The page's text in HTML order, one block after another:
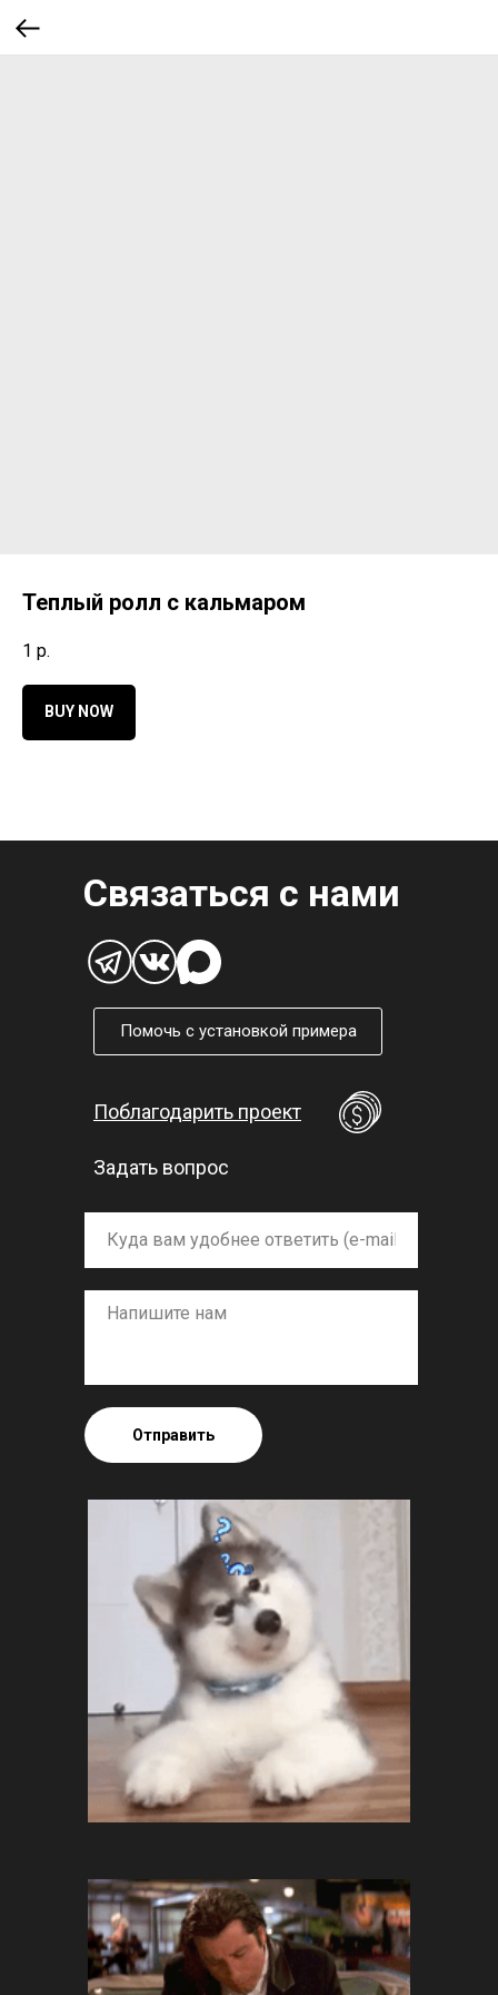
Теплый ролл с кальмаром
1 р.
BUY NOW
Связаться с нами
Отправить
Поблагодарить проект
Задать вопрос
Помочь с установкой примера